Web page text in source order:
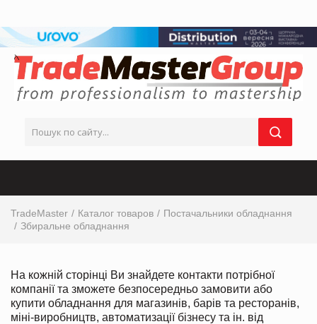
TradeMaster Каталог товаров
Постачальники обладнання
Збиральне обладнання
На кожній сторінці Ви знайдете контакти потрібної
компанії та зможете безпосередньо замовити або
купити обладнання для магазинів, барів та ресторанів,
міні-виробництв, автоматизації бізнесу та ін. від